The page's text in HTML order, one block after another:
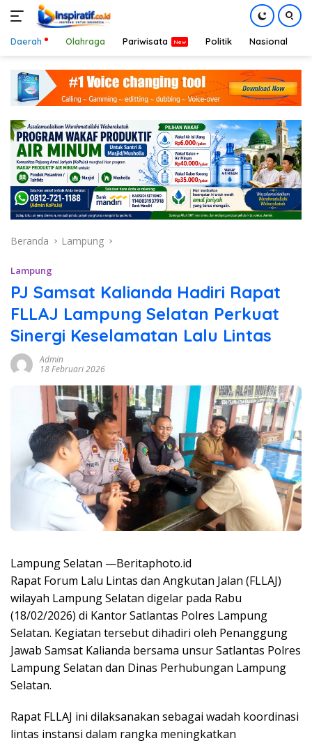
konten
Daerah Olahraga Pariwisata Politik Nasional
Beranda Lampung
Lampung
PJ Samsat Kalianda Hadiri Rapat
FLLAJ Lampung Selatan Perkuat
Sinergi Keselamatan Lalu Lintas
Admin
18 Februari 2026
Lampung Selatan —Beritaphoto.id
Rapat Forum Lalu Lintas dan Angkutan Jalan (FLLAJ)
wilayah Lampung Selatan digelar pada Rabu
(18/02/2026) di Kantor Satlantas Polres Lampung
Selatan. Kegiatan tersebut dihadiri oleh Penanggung
Jawab Samsat Kalianda bersama unsur Satlantas Polres
Lampung Selatan dan Dinas Perhubungan Lampung
Selatan.
Rapat FLLAJ ini dilaksanakan sebagai wadah koordinasi
lintas instansi dalam rangka meningkatkan